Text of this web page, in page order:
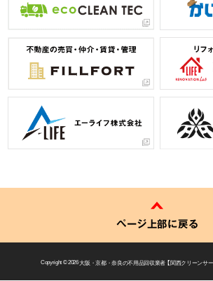
ページ上部に戻る
Copyright © 2026大阪・京都・奈良の不用品回収業者 【 関西クリーンサー